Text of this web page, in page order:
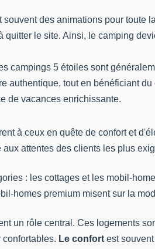
des animations pour
le site. Ainsi, le camping
campings 5 étoiles sont
authentique, tout en bénéficiant
de vacances enrichissante.
à ceux en quête de confort et
attentes des clients les plus
: les cottages et les mobil-
homes premium misent sur la
un rôle central. Ces logements
Le confort est